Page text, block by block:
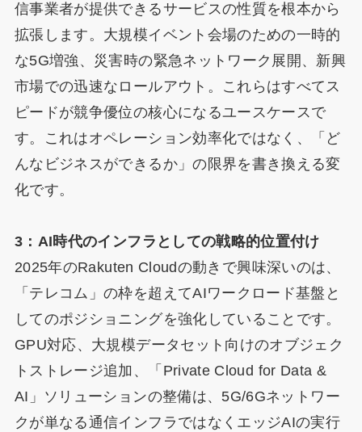
信事業者が提供できるサービスの性質を根本から
拡張します。大規模イベント会場のための一時的
な5G増強、災害時の緊急ネットワーク展開、新興
市場での迅速なロールアウト。これらはすべてス
ピードが競争優位の核心になるユースケースで
す。これはオペレーション効率化ではなく、「ど
んなビジネスができるか」の限界を書き換える変
化です。
3：AI時代のインフラとしての戦略的位置付け
2025年のRakuten Cloudの動きで興味深いのは、
「テレコム」の枠を超えてAIワークロード基盤と
してのポジショニングを強化していることです。
GPU対応、大規模データセット向けのオブジェク
トストレージ追加、「Private Cloud for Data &
AI」ソリューションの整備は、5G/6Gネットワー
クが単なる通信インフラではなくエッジAIの実行